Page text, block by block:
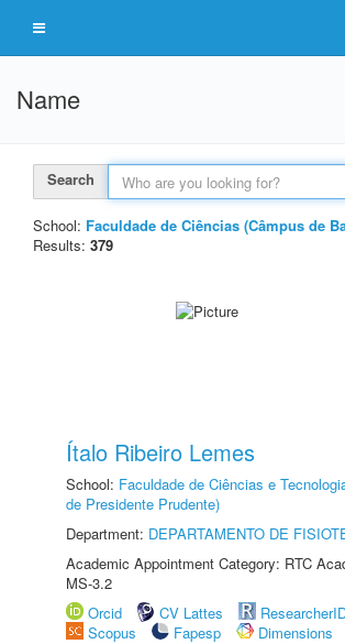
Name
Search
School: Faculdade de Ciências (Câmpus de
Results: 379
Ítalo Ribeiro Lemes
School: Faculdade de Ciências e
de Presidente Prudente)
Department: DEPARTAMENTO DE
Academic Appointment Category: RTC
MS-3.2
Orcid
CV Lattes
Scopus
Fapesp
Dimensions